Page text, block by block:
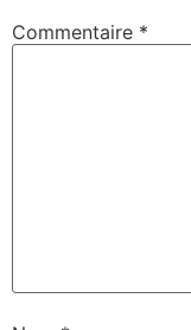
Commentaire *